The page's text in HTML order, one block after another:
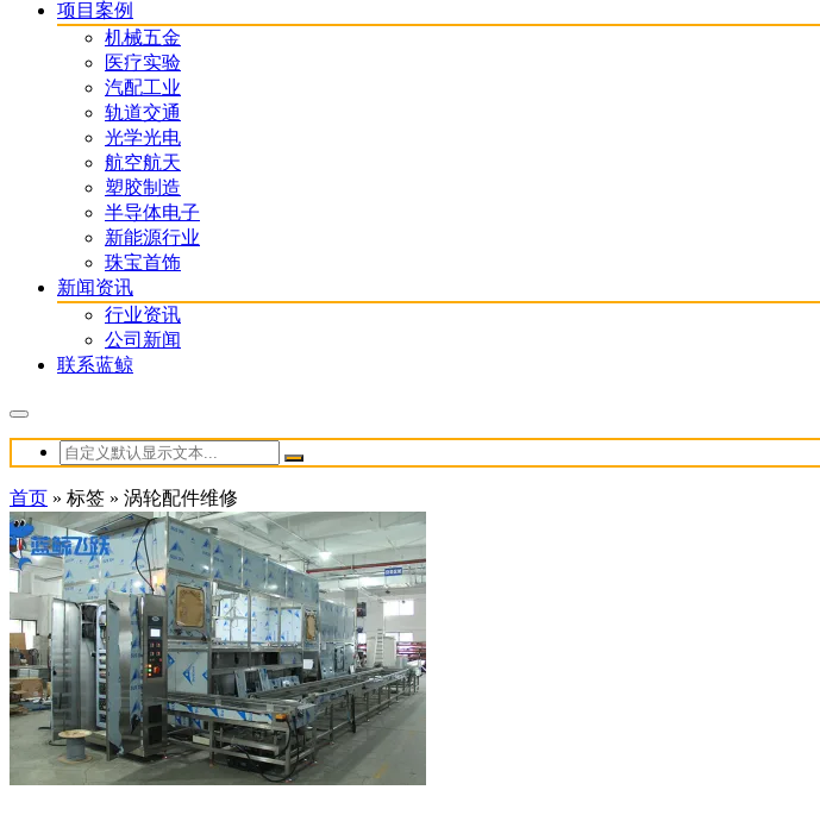
项目案例
机械五金
医疗实验
汽配工业
轨道交通
光学光电
航空航天
塑胶制造
半导体电子
新能源行业
珠宝首饰
新闻资讯
行业资讯
公司新闻
联系蓝鲸
首页 » 标签 » 涡轮配件维修